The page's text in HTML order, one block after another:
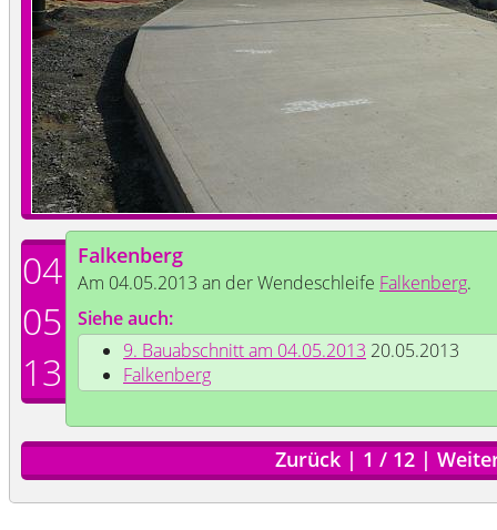
04
05
13
Falkenberg
Am 04.05.2013 an der Wendeschleife Falkenberg.
Siehe auch:
9. Bauabschnitt am 04.05.2013 20.05.2013
Falkenberg
Zurück | 1 / 12 |